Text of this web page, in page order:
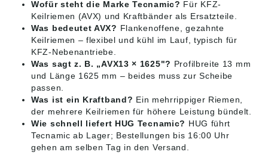
Wofür steht die Marke Tecnamic? Für KFZ-
Keilriemen (AVX) und Kraftbänder als Ersatzteile.
Was bedeutet AVX? Flankenoffene, gezahnte
Keilriemen – flexibel und kühl im Lauf, typisch für
KFZ-Nebenantriebe.
Was sagt z. B. „AVX13 × 1625"? Profilbreite 13 mm
und Länge 1625 mm – beides muss zur Scheibe
passen.
Was ist ein Kraftband? Ein mehrrippiger Riemen,
der mehrere Keilriemen für höhere Leistung bündelt.
Wie schnell liefert HUG Tecnamic? HUG führt
Tecnamic ab Lager; Bestellungen bis 16:00 Uhr
gehen am selben Tag in den Versand.